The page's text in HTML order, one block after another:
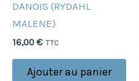
DANOIS (RYDAHL
MALENE)
16,00 € TTC
Ajouter au panier